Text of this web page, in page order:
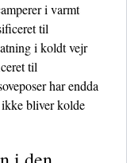
i varmt
til
i koldt vejr
til
har endda
bliver kolde